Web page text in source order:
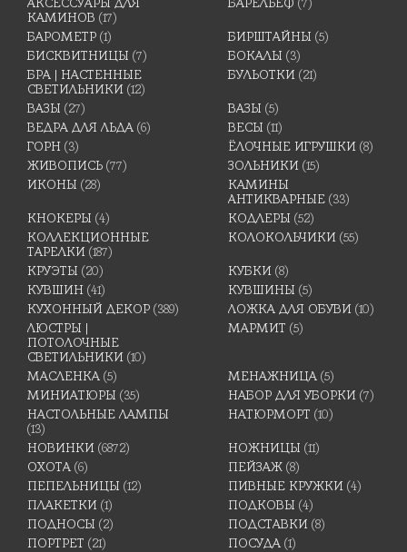
АКСЕССУАРЫ ДЛЯ
КАМИНОВ (17)
БАРЕЛЬЕФ (7)
БАРОМЕТР (1) БИРШТАЙНЫ (5)
БИСКВИТНИЦЫ (7) БОКАЛЫ (3)
БРА | НАСТЕННЫЕ
СВЕТИЛЬНИКИ (12)
БУЛЬОТКИ (21)
ВАЗЫ (27) ВАЗЫ (5)
ВЕДРА ДЛЯ ЛЬДА (6) ВЕСЫ (11)
ГОРН (3) ЁЛОЧНЫЕ ИГРУШКИ (8)
ЖИВОПИСЬ (77) ЗОЛЬНИКИ (15)
ИКОНЫ (28)
КАМИНЫ
АНТИКВАРНЫЕ (33)
КНОКЕРЫ (4) КОДЛЕРЫ (52)
КОЛЛЕКЦИОННЫЕ
ТАРЕЛКИ (187)
КОЛОКОЛЬЧИКИ (55)
КРУЭТЫ (20) КУБКИ (8)
КУВШИН (41) КУВШИНЫ (5)
КУХОННЫЙ ДЕКОР (389) ЛОЖКА ДЛЯ ОБУВИ (10)
ЛЮСТРЫ |
ПОТОЛОЧНЫЕ
СВЕТИЛЬНИКИ (10)
МАРМИТ (5)
МАСЛЕНКА (5) МЕНАЖНИЦА (5)
МИНИАТЮРЫ (35) НАБОР ДЛЯ УБОРКИ (7)
НАСТОЛЬНЫЕ ЛАМПЫ
(13)
НАТЮРМОРТ (10)
НОВИНКИ (6872) НОЖНИЦЫ (11)
ОХОТА (6) ПЕЙЗАЖ (8)
ПЕПЕЛЬНИЦЫ (12) ПИВНЫЕ КРУЖКИ (4)
ПЛАКЕТКИ (1) ПОДКОВЫ (4)
ПОДНОСЫ (2) ПОДСТАВКИ (8)
ПОРТРЕТ (21) ПОСУДА (1)